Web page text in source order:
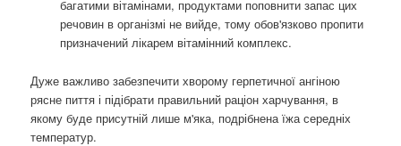
багатими вітамінами, продуктами поповнити запас цих
речовин в організмі не вийде, тому обов'язково пропити
призначений лікарем вітамінний комплекс.
Дуже важливо забезпечити хворому герпетичної ангіною
рясне пиття і підібрати правильний раціон харчування, в
якому буде присутній лише м'яка, подрібнена їжа середніх
температур.